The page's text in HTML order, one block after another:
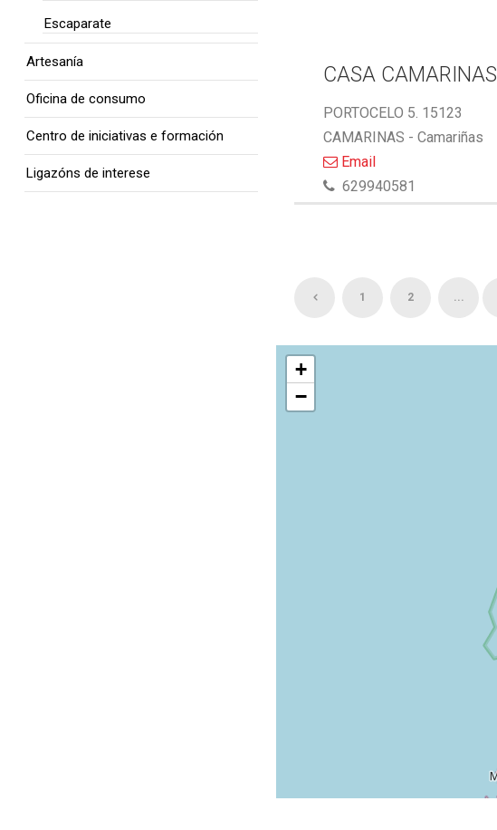
CASA CAMARINAS
PORTOCELO 5. 15123
CAMARINAS - Camariñas
Email
629940581
1 2 ...
+
−
Escaparate
Artesanía
Oficina de consumo
Centro de iniciativas e formación
Ligazóns de interese